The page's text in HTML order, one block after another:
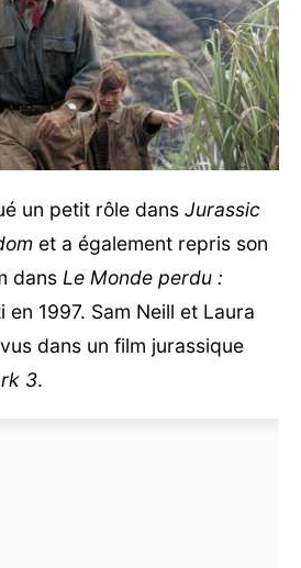
un petit rôle dans Jurassic
et a également repris son
dans Le Monde perdu :
en 1997. Sam Neill et Laura
dans un film jurassique
3.